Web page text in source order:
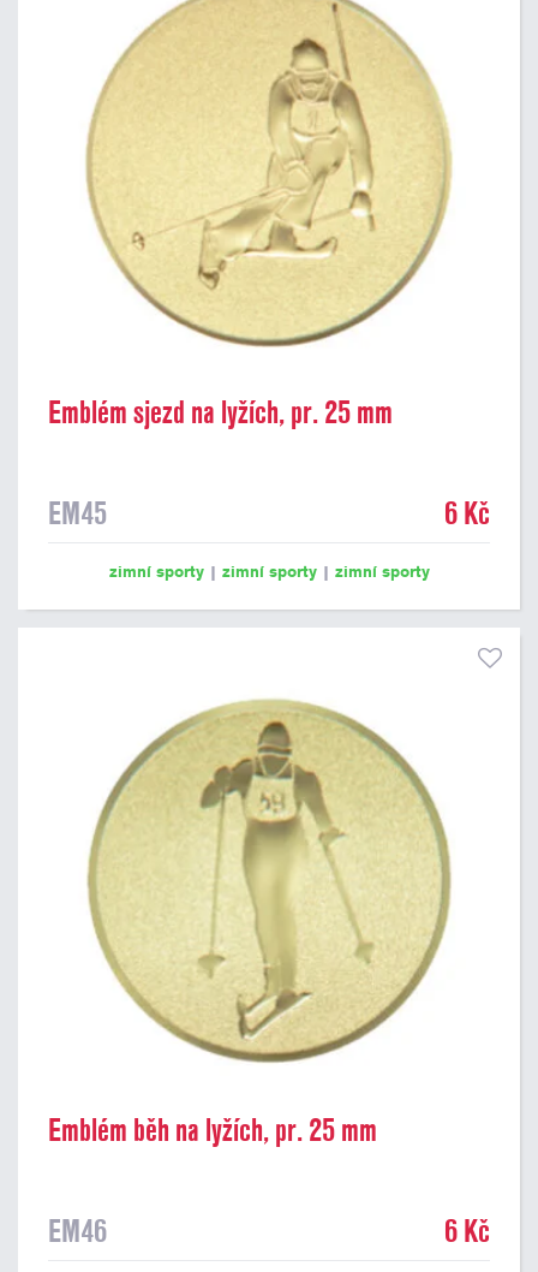
Emblém sjezd na lyžích, pr. 25 mm
EM45 6 Kč
zimní sporty| zimní sporty| zimní sporty
Emblém běh na lyžích, pr. 25 mm
EM46 6 Kč